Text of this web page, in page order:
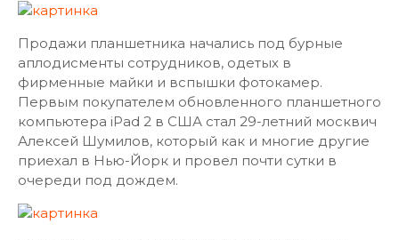
Продажи планшетника начались под бурные
аплодисменты сотрудников, одетых в
фирменные майки и вспышки фотокамер.
Первым покупателем обновленного планшетного
компьютера iPad 2 в США стал 29-летний москвич
Алексей Шумилов, который как и многие другие
приехал в Нью-Йорк и провел почти сутки в
очереди под дождем.